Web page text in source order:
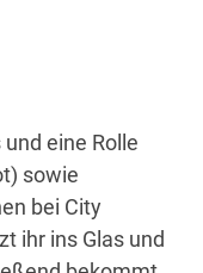
eine Rolle
sowie
bei City
ihr ins Glas und